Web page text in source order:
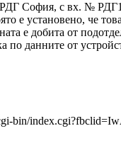
РДГ София, с вх. №
е установено, че
е добита от
данните от
bin/